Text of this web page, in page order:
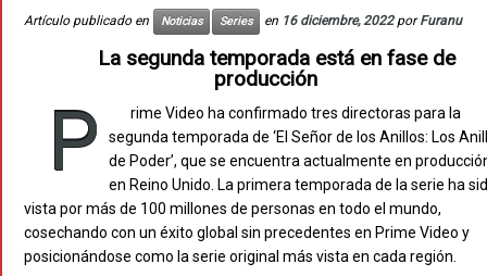
Artículo publicado en Noticias Series en 16 diciembre, 2022 porFuranu
La segunda temporada está en fase de
producción
P
rime Video ha confirmado tres directoras para la
segunda temporada de ‘El Señor de los Anillos: Los
de Poder’, que se encuentra actualmente en
en Reino Unido. La primera temporada de la serie ha
vista por más de 100 millones de personas en todo el mundo,
cosechando con un éxito global sin precedentes en Prime Video y
posicionándose como la serie original más vista en cada región.